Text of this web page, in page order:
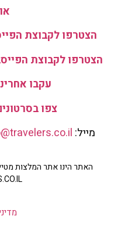
הצטרפו לקבוצת
הצטרפו לקבוצת
עקבו
צפו
מייל:
האתר הינו אתר המלצות